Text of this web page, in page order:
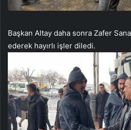
Başkan Altay daha sonra Zafer
ederek hayırlı işler diledi.